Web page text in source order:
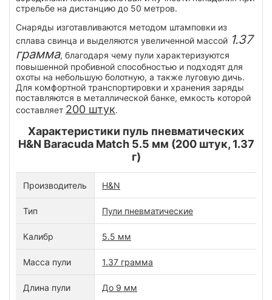
стрельбе на дистанцию до 50 метров.
Снаряды изготавливаются методом штамповки из
сплава свинца и выделяются увеличенной массой 1.37
грамма, благодаря чему пули характеризуются
повышенной пробивной способностью и подходят для
охоты на небольшую болотную, а также луговую дичь.
Для комфортной транспортировки и хранения заряды
поставляются в металлической банке, емкость которой
составляет 200 штук.
Характеристики пуль пневматических
H&N Baracuda Match 5.5 мм (200 штук, 1.37
г)
Производитель H&N
Тип Пули пневматические
Калибр 5.5 мм
Масса пули 1.37 грамма
Длина пули До 9 мм